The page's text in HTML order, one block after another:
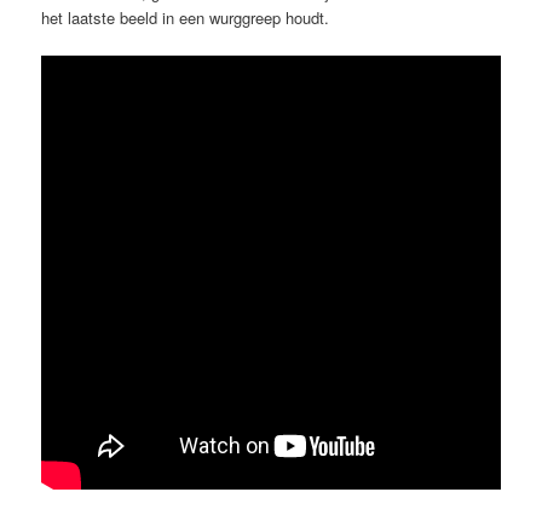
het laatste beeld in een wurggreep houdt.